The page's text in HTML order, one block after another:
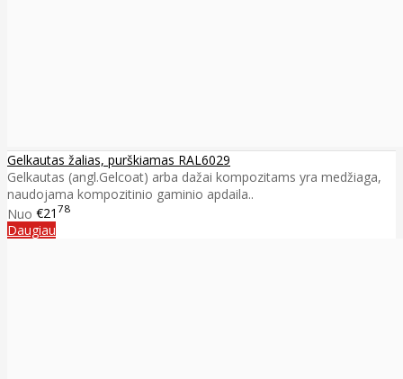
Gelkautas žalias, purškiamas RAL6029
Gelkautas (angl.Gelcoat) arba dažai kompozitams yra medžiaga,
naudojama kompozitinio gaminio apdaila..
Nuo €21 78
Daugiau